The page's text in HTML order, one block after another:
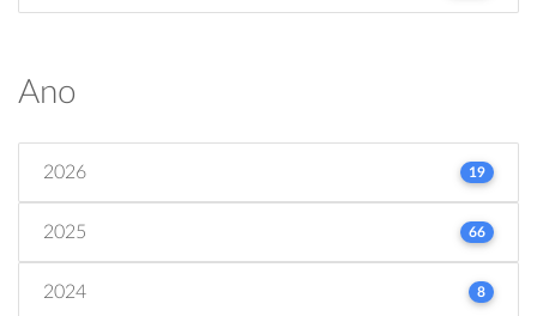
Ano
2026 19
2025 66
2024 8